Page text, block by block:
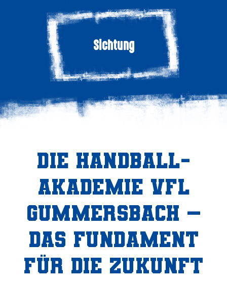
Sichtung
Die Handball­
akademie VfL
Gummers­bach –
Das Fundament
für die Zukunft